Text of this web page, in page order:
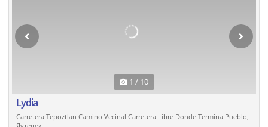
1 / 10
Lydia
Carretera Tepoztlan Camino Vecinal Carretera Libre Donde Termina Pueblo,
Яутепек